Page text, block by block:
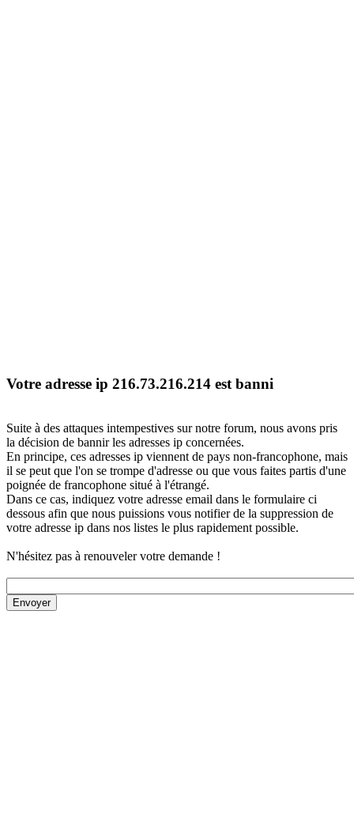
Votre adresse ip 216.73.216.214 est banni
Suite à des attaques intempestives sur notre forum, nous avons pris
la décision de bannir les adresses ip concernées.
En principe, ces adresses ip viennent de pays non-francophone, mais
il se peut que l'on se trompe d'adresse ou que vous faites partis d'une
poignée de francophone situé à l'étrangé.
Dans ce cas, indiquez votre adresse email dans le formulaire ci
dessous afin que nous puissions vous notifier de la suppression de
votre adresse ip dans nos listes le plus rapidement possible.
N'hésitez pas à renouveler votre demande !